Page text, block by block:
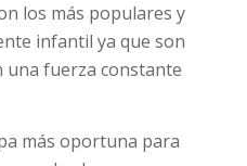
los más populares y
infantil ya que son
una fuerza constante
más oportuna para